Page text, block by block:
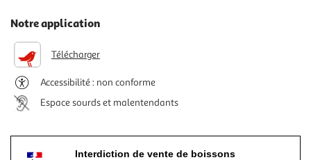
Notre application
Télécharger
Accessibilité : non conforme
Espace sourds et malentendants
Interdiction de vente de boissons